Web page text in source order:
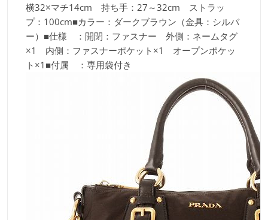
横32×マチ14cm 持ち手：27～32cm ストラッ
プ：100cm■カラー：ダークブラウン（金具：シルバ
ー）■仕様 ：開閉：ファスナー 外側：ネームタグ
×1 内側：ファスナーポケット×1 オープンポケッ
ト×1■付属 ：専用袋付き